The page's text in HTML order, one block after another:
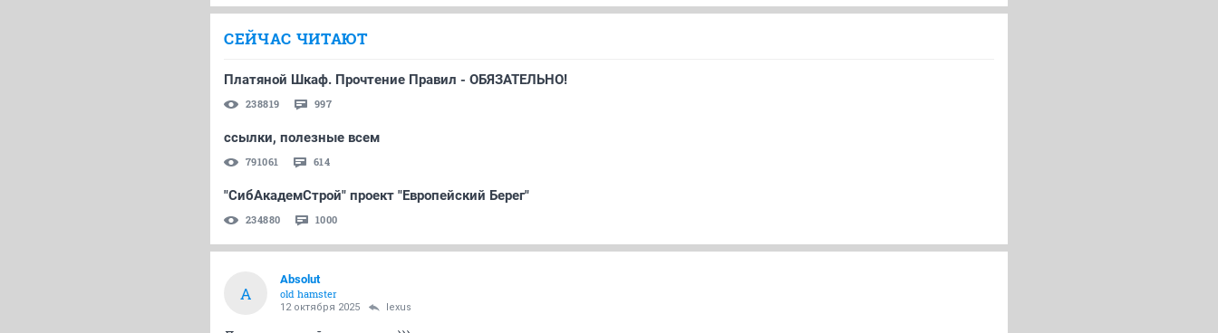
СЕЙЧАС ЧИТАЮТ
Платяной Шкаф. Прочтение Правил - ОБЯЗАТЕЛЬНО!
238819 997
ссылки, полезные всем
791061 614
"СибАкадемСтрой" проект "Европейский Берег"
234880 1000
A
Absolut
old hamster
12 октября 2025 lexus